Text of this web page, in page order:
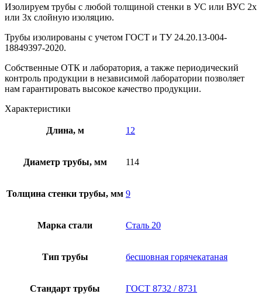
Изолируем трубы с любой толщиной стенки в УС или ВУС 2х
или 3х слойную изоляцию.
Трубы изолированы с учетом ГOCT и TУ 24.20.13-004-
18849397-2020.
Собственные ОТК и лаборатория, а также периодический
контроль продукции в независимой лаборатории позволяет
нам гарантировать высокое качество продукции.
Характеристики
Длина, м 12
Диаметр трубы, мм 114
Толщина стенки трубы, мм 9
Марка стали Сталь 20
Тип трубы бесшовная горячекатаная
Стандарт трубы ГОСТ 8732 / 8731